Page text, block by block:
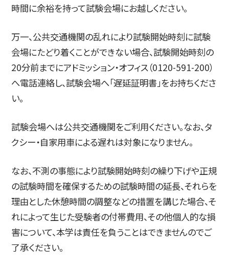
高校生・受験生の方 在学生の方
日本 English 한국어
简体字 繁体字
時間に余裕を持って試験会場にお越しください。
万一、公共交通機関の乱れにより試験開始時刻に試験
会場にたどり着くことができない場合、試験開始時刻の
20分前までにアドミッション・オフィス（0120-591-200）
へ電話連絡し、試験会場へ「遅延証明書」をお持ちくださ
い。
試験会場へは公共交通機関をご利用ください。なお、タ
クシー・自家用車による遅れは対象になりません。
なお、不測の事態により試験開始時刻の繰り下げや正規
の試験時間を確保するための試験時間の延長、それらを
理由とした休憩時間の調整などの措置を講じた場合、そ
れによって生じた受験者の付帯費用、その他個人的な損
害について、本学は責任を負うことはできませんのでご
了承ください。